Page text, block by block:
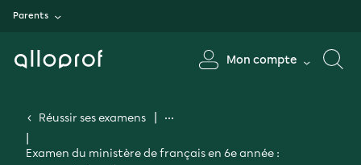
Parents
Mon compte
Réussir ses examens
Examen du ministère de français en 6e année :